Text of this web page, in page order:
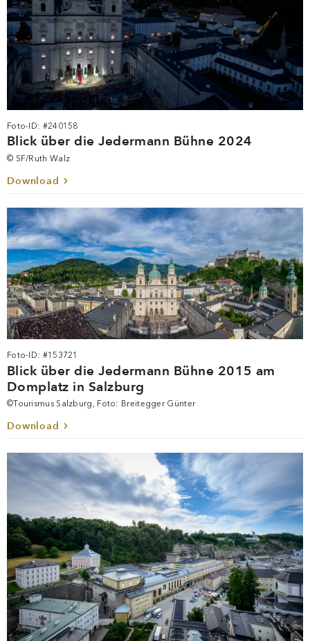
Foto-ID: #240158
Blick über die Jedermann Bühne 2024
© SF/Ruth Walz
Download
Foto-ID: #153721
Blick über die Jedermann Bühne 2015 am
Domplatz in Salzburg
©Tourismus Salzburg, Foto: Breitegger Günter
Download